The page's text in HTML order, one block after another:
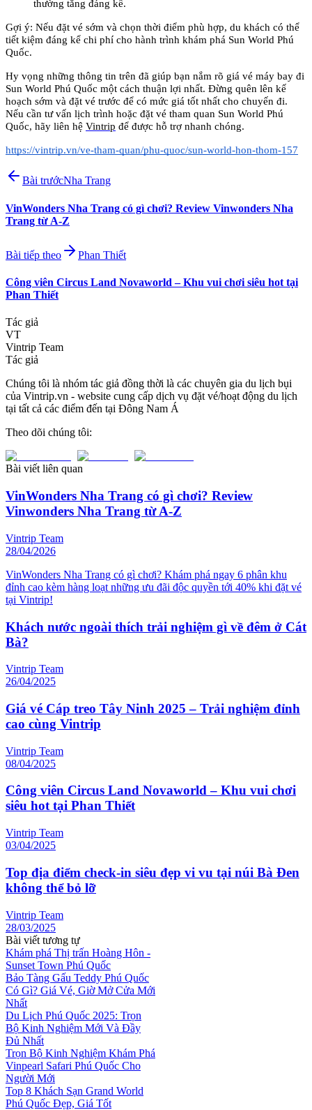
thường tăng đáng kể.
Gợi ý: Nếu đặt vé sớm và chọn thời điểm phù hợp, du khách có thể
tiết kiệm đáng kể chi phí cho hành trình khám phá Sun World Phú
Quốc.
Hy vọng những thông tin trên đã giúp bạn nắm rõ giá vé máy bay đi
Sun World Phú Quốc một cách thuận lợi nhất. Đừng quên lên kế
hoạch sớm và đặt vé trước để có mức giá tốt nhất cho chuyến đi.
Nếu cần tư vấn lịch trình hoặc đặt vé tham quan Sun World Phú
Quốc, hãy liên hệ Vintrip để được hỗ trợ nhanh chóng.
https://vintrip.vn/ve-tham-quan/phu-quoc/sun-world-hon-thom-157
Bài trướcNha Trang
VinWonders Nha Trang có gì chơi? Review Vinwonders Nha
Trang từ A-Z
Bài tiếp theo Phan Thiết
Công viên Circus Land Novaworld – Khu vui chơi siêu hot tại
Phan Thiết
Tác giả
VT
Vintrip Team
Tác giả
Chúng tôi là nhóm tác giả đồng thời là các chuyên gia du lịch bụi
của Vintrip.vn - website cung cấp dịch vụ đặt vé/hoạt động du lịch
tại tất cả các điểm đến tại Đông Nam Á
Theo dõi chúng tôi:
Bài viết liên quan
VinWonders Nha Trang có gì chơi? Review
Vinwonders Nha Trang từ A-Z
Vintrip Team
28/04/2026
VinWonders Nha Trang có gì chơi? Khám phá ngay 6 phân khu
đỉnh cao kèm hàng loạt những ưu đãi độc quyền tới 40% khi đặt vé
tại Vintrip!
Khách nước ngoài thích trải nghiệm gì về đêm ở Cát
Bà?
Vintrip Team
26/04/2025
Giá vé Cáp treo Tây Ninh 2025 – Trải nghiệm đỉnh
cao cùng Vintrip
Vintrip Team
08/04/2025
Công viên Circus Land Novaworld – Khu vui chơi
siêu hot tại Phan Thiết
Vintrip Team
03/04/2025
Top địa điểm check-in siêu đẹp vi vu tại núi Bà Đen
không thể bỏ lỡ
Vintrip Team
28/03/2025
Bài viết tương tự
Khám phá Thị trấn Hoàng Hôn -
Sunset Town Phú Quốc
Bảo Tàng Gấu Teddy Phú Quốc
Có Gì? Giá Vé, Giờ Mở Cửa Mới
Nhất
Du Lịch Phú Quốc 2025: Trọn
Bộ Kinh Nghiệm Mới Và Đầy
Đủ Nhất
Trọn Bộ Kinh Nghiệm Khám Phá
Vinpearl Safari Phú Quốc Cho
Người Mới
Top 8 Khách Sạn Grand World
Phú Quốc Đẹp, Giá Tốt